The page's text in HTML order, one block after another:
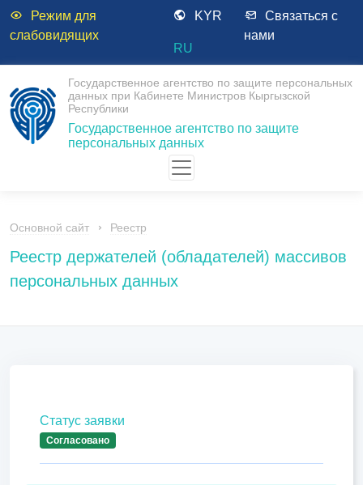
Режим для
слабовидящих
KYR
RU
Связаться с
нами
Государственное агентство по защите персональных
данных при Кабинете Министров Кыргызской
Республики
Государственное агентство по защите
персональных данных
Основной сайт Реестр
Реестр держателей (обладателей) массивов
персональных данных
Статус заявки
Согласовано